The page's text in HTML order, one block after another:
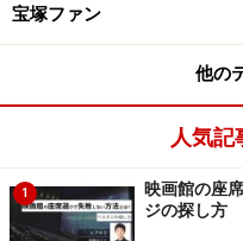
宝塚ファン
他の
人気記
1
映画館の座
ジの探し方